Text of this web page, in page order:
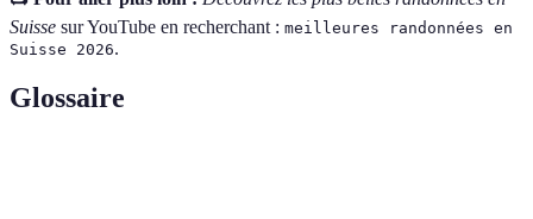
Suisse sur YouTube en recherchant : meilleures randonnées en
Suisse 2026.
Glossaire